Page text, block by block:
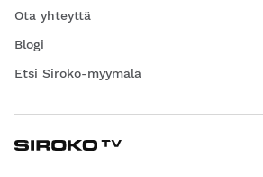
Ota yhteyttä
Blogi
Etsi Siroko-myymälä